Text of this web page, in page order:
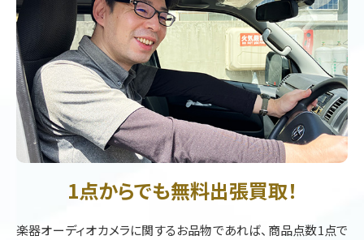
1点からでも無料出張買取！
楽器オーディオカメラに関するお品物であれば、商品点数1点で